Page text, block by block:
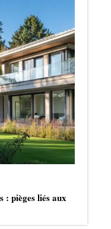
: pièges liés aux